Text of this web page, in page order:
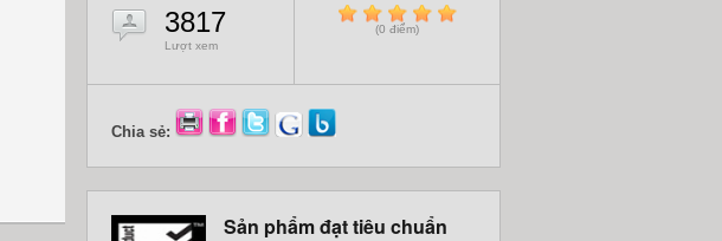
3817
Lượt xem
1 2 3 4 5
(0 điểm)
Chia sẻ:
Sản phẩm đạt tiêu chuẩn